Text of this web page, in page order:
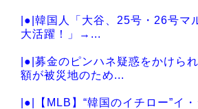
|●|韓国人「大谷、25号・26号マ
大活躍！」→...
|●|募金のピンハネ疑惑をかけら
額が被災地のため...
|●|【MLB】“韓国のイチロー”イ